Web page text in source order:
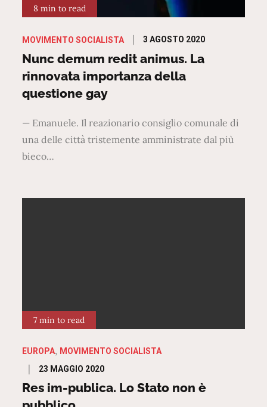
8 min to read
MOVIMENTO SOCIALISTA
Posted
on
3 AGOSTO 2020
Nunc demum redit animus. La
rinnovata importanza della
questione gay
— Emanuele. Il reazionario consiglio comunale di
una delle città tristemente amministrate dal più
bieco…
7 min to read
EUROPA MOVIMENTO SOCIALISTA
Posted
on
23 MAGGIO 2020
Res im-publica. Lo Stato non è